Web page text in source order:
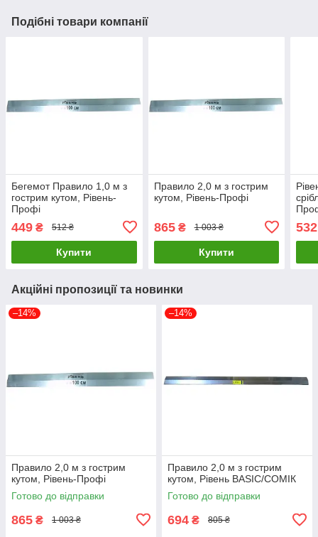
Подібні товари компанії
Бегемот Правило 1,0 м з
гострим кутом, Рівень-
Профі
449 ₴ 512 ₴
Купити
Правило 2,0 м з гострим
кутом, Рівень-Профі
865₴ 1 003 ₴
Купити
532
Акційні пропозиції та новинки
–14%
Правило 2,0 м з гострим
кутом, Рівень-Профі
Готово до відправки
865 ₴ 1 003 ₴
–14%
Правило 2,0 м з гострим
кутом, Рівень BASIC/СОМІК
Готово до відправки
694 ₴ 805 ₴